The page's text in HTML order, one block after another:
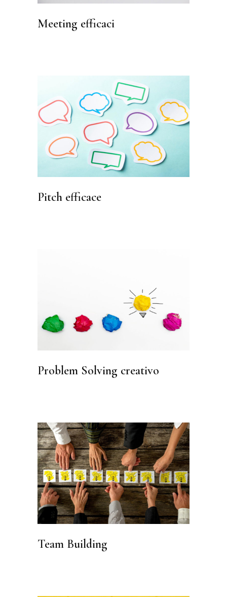
Meeting efficaci
Pitch efficace
Problem Solving creativo
Team Building